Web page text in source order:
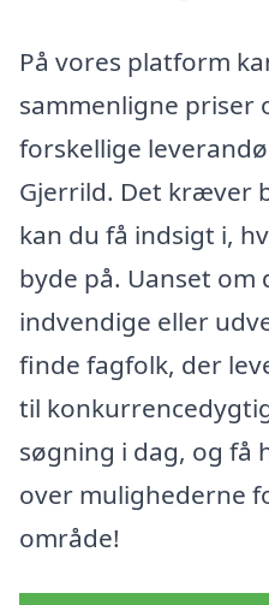
På vores platform
sammenligne priser
forskellige
Gjerrild. Det kræver
kan du få indsigt i,
byde på. Uanset
indvendige eller
finde fagfolk, der
til
søgning i dag, og få
over mulighederne
område!